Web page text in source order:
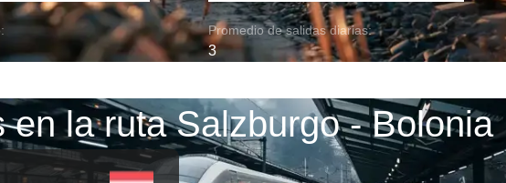
Promedio de salidas diarias:
3
en la ruta Salzburgo - Bolonia